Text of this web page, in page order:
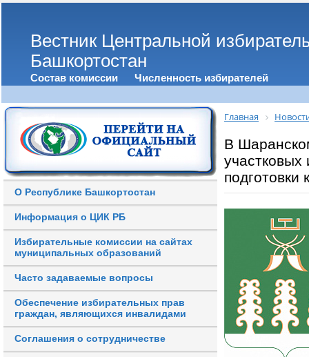
Вестник Центральной
Башкортостан
Состав комиссии Численность избирателей
О Республике Башкортостан
Информация о ЦИК РБ
Избирательные комиссии на сайтах
муниципальных образований
Часто задаваемые вопросы
Обеспечение избирательных прав
граждан, являющихся инвалидами
Соглашения о сотрудничестве
Главная
В
участковых